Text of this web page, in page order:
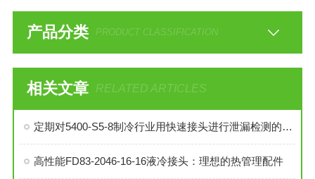
产品分类 PRODUCT CLASSIFICATION
相关文章 RELATED ARTICLES
定期对5400-S5-8制冷行业用快速接头进行泄漏检测的必要性与操作方法
高性能FD83-2046-16-16液冷接头：理想的热管理配件